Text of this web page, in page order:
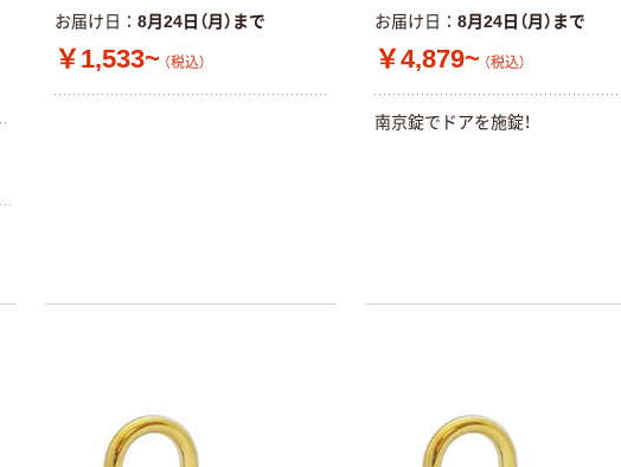
お届け日 8月24日（月）まで
￥1,533~ （税込）
お届け日 8月24日（月）まで
￥4,879~ （税込）
南京錠でドアを施錠！